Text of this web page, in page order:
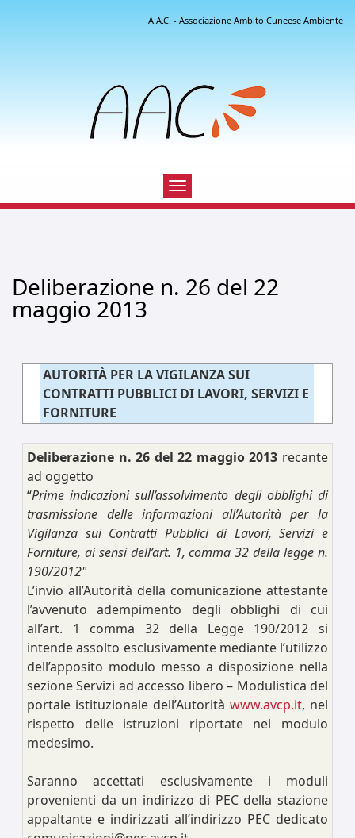
A.A.C. - Associazione Ambito Cuneese Ambiente
Toggle
navigation
Deliberazione n. 26 del 22
maggio 2013
AUTORITÀ PER LA VIGILANZA SUI
CONTRATTI PUBBLICI DI LAVORI, SERVIZI E
FORNITURE
Deliberazione n. 26 del 22 maggio 2013 recante
ad oggetto
“Prime indicazioni sull’assolvimento degli obblighi di
trasmissione delle informazioni all’Autorità per la
Vigilanza sui Contratti Pubblici di Lavori, Servizi e
Forniture, ai sensi dell’art. 1, comma 32 della legge n.
190/2012"
L’invio all’Autorità della comunicazione attestante
l’avvenuto adempimento degli obblighi di cui
all’art. 1 comma 32 della Legge 190/2012 si
intende assolto esclusivamente mediante l’utilizzo
dell’apposito modulo messo a disposizione nella
sezione Servizi ad accesso libero – Modulistica del
portale istituzionale dell’Autorità www.avcp.it, nel
rispetto delle istruzioni riportate nel modulo
medesimo.
Saranno accettati esclusivamente i moduli
provenienti da un indirizzo di PEC della stazione
appaltante e indirizzati all’indirizzo PEC dedicato